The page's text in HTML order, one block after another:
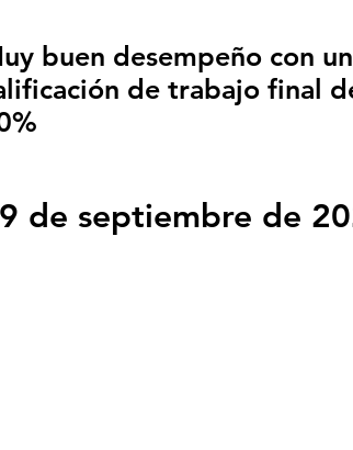
buen desempeño con
de trabajo final
de septiembre de